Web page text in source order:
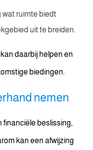
wat ruimte biedt
uit te breiden.
daarbij helpen en
biedingen.
nemen
financiële beslissing,
kan een afwijzing